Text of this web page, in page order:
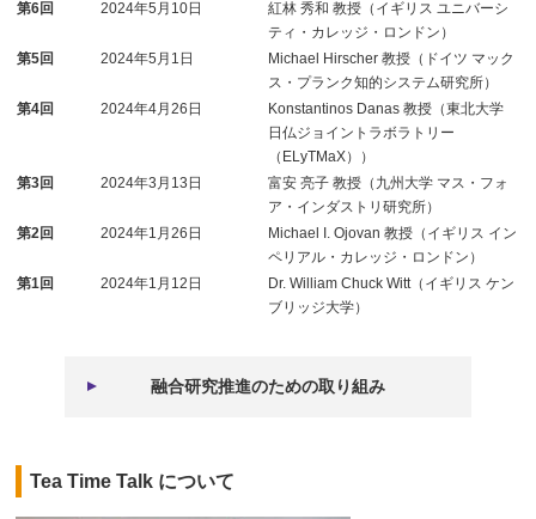
第6回 2024年5月10日
紅林 秀和 教授（イギリス ユニバーシ
ティ・カレッジ・ロンドン）
第5回
2024年5月1日
Michael Hirscher 教授（ドイツ マック
ス・プランク知的システム研究所）
第4回
2024年4月26日
Konstantinos Danas 教授（東北大学
日仏ジョイントラボラトリー
（ELyTMaX））
第3回
2024年3月13日
富安 亮子 教授（九州大学 マス・フォ
ア・インダストリ研究所）
第2回
2024年1月26日
Michael I. Ojovan 教授（イギリス イン
ペリアル・カレッジ・ロンドン）
第1回
2024年1月12日
Dr. William Chuck Witt（イギリス ケン
ブリッジ大学）
融合研究推進のための取り組み
Tea Time Talk について